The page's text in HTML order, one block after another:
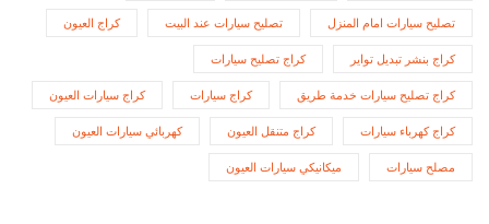
تصليح سيارات امام المنزل تصليح سيارات عند البيت كراج العيون
كراج بنشر تبديل تواير كراج تصليح سيارات
كراج تصليح سيارات خدمة طريق كراج سيارات كراج سيارات العيون
كراج كهرباء سيارات كراج متنقل العيون كهربائي سيارات العيون
مصلح سيارات ميكانيكي سيارات العيون